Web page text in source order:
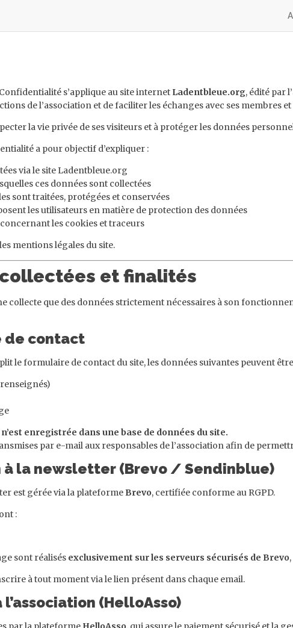
s’applique au site internet Ladentbleue.org, édité par
de l’association et de faciliter les échanges avec ses membres
la vie privée de ses visiteurs et à protéger les données
a pour objectif d’expliquer :
via le site Ladentbleue.org
ces données sont collectées
sont traitées, protégées et conservées
les utilisateurs en matière de protection des données
les cookies et traceurs
mentions légales du site.
collectées et finalités
collecte que des données strictement nécessaires à son
de contact
le formulaire de contact du site, les données suivantes peuvent
enregistrée dans une base de données du site.
par e-mail aux responsables de l’association afin de
à la newsletter (Brevo / Sendinblue)
est gérée via la plateforme Brevo, certifiée conforme au RGPD.
:
sont réalisés exclusivement sur les serveurs sécurisés de Brevo
à tout moment via le lien présent dans chaque email.
l’association (HelloAsso)